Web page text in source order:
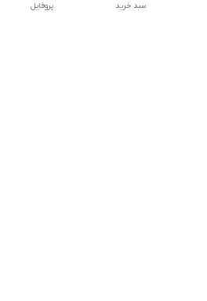
پروفایل سبد خرید